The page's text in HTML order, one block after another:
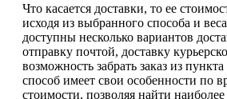
Что касается доставки, то ее
исходя из выбранного способа и
доступны несколько вариантов
отправку почтой, доставку
возможность забрать заказ из
способ имеет свои особенности по
стоимости, позволяя найти